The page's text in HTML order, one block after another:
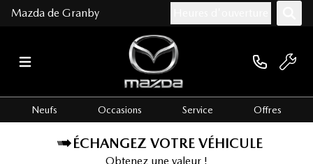
Mazda de Granby
Neufs Occasions Service Offres
ÉCHANGEZ VOTRE VÉHICULE
Obtenez une valeur !